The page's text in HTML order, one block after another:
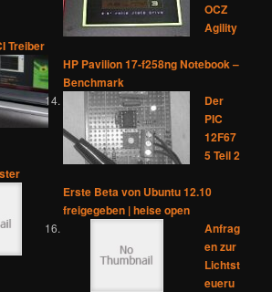
OCZ
Agility
Treiber
HP Pavilion 17-f258ng Notebook –
Benchmark
Der
PIC
12F67
5 Teil 2
Erste Beta von Ubuntu 12.10
freigegeben | heise open
Anfrag
en zur
Lichtst
eueru